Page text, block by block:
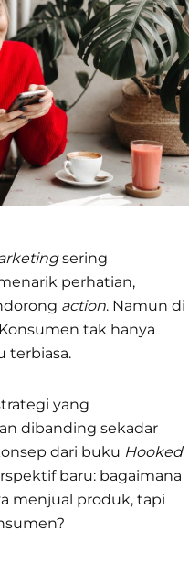
sering
perhatian,
action. Namun di
tak hanya
terbiasa.
yang
dibanding sekadar
dari buku Hooked
baru: bagaimana
menjual produk, tapi